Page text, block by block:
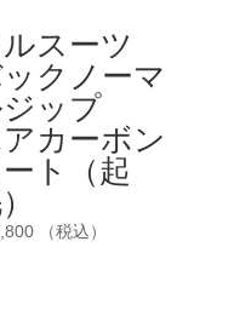
スーツ
クノーマ
ップ
カーボン
ート（起
（税込）